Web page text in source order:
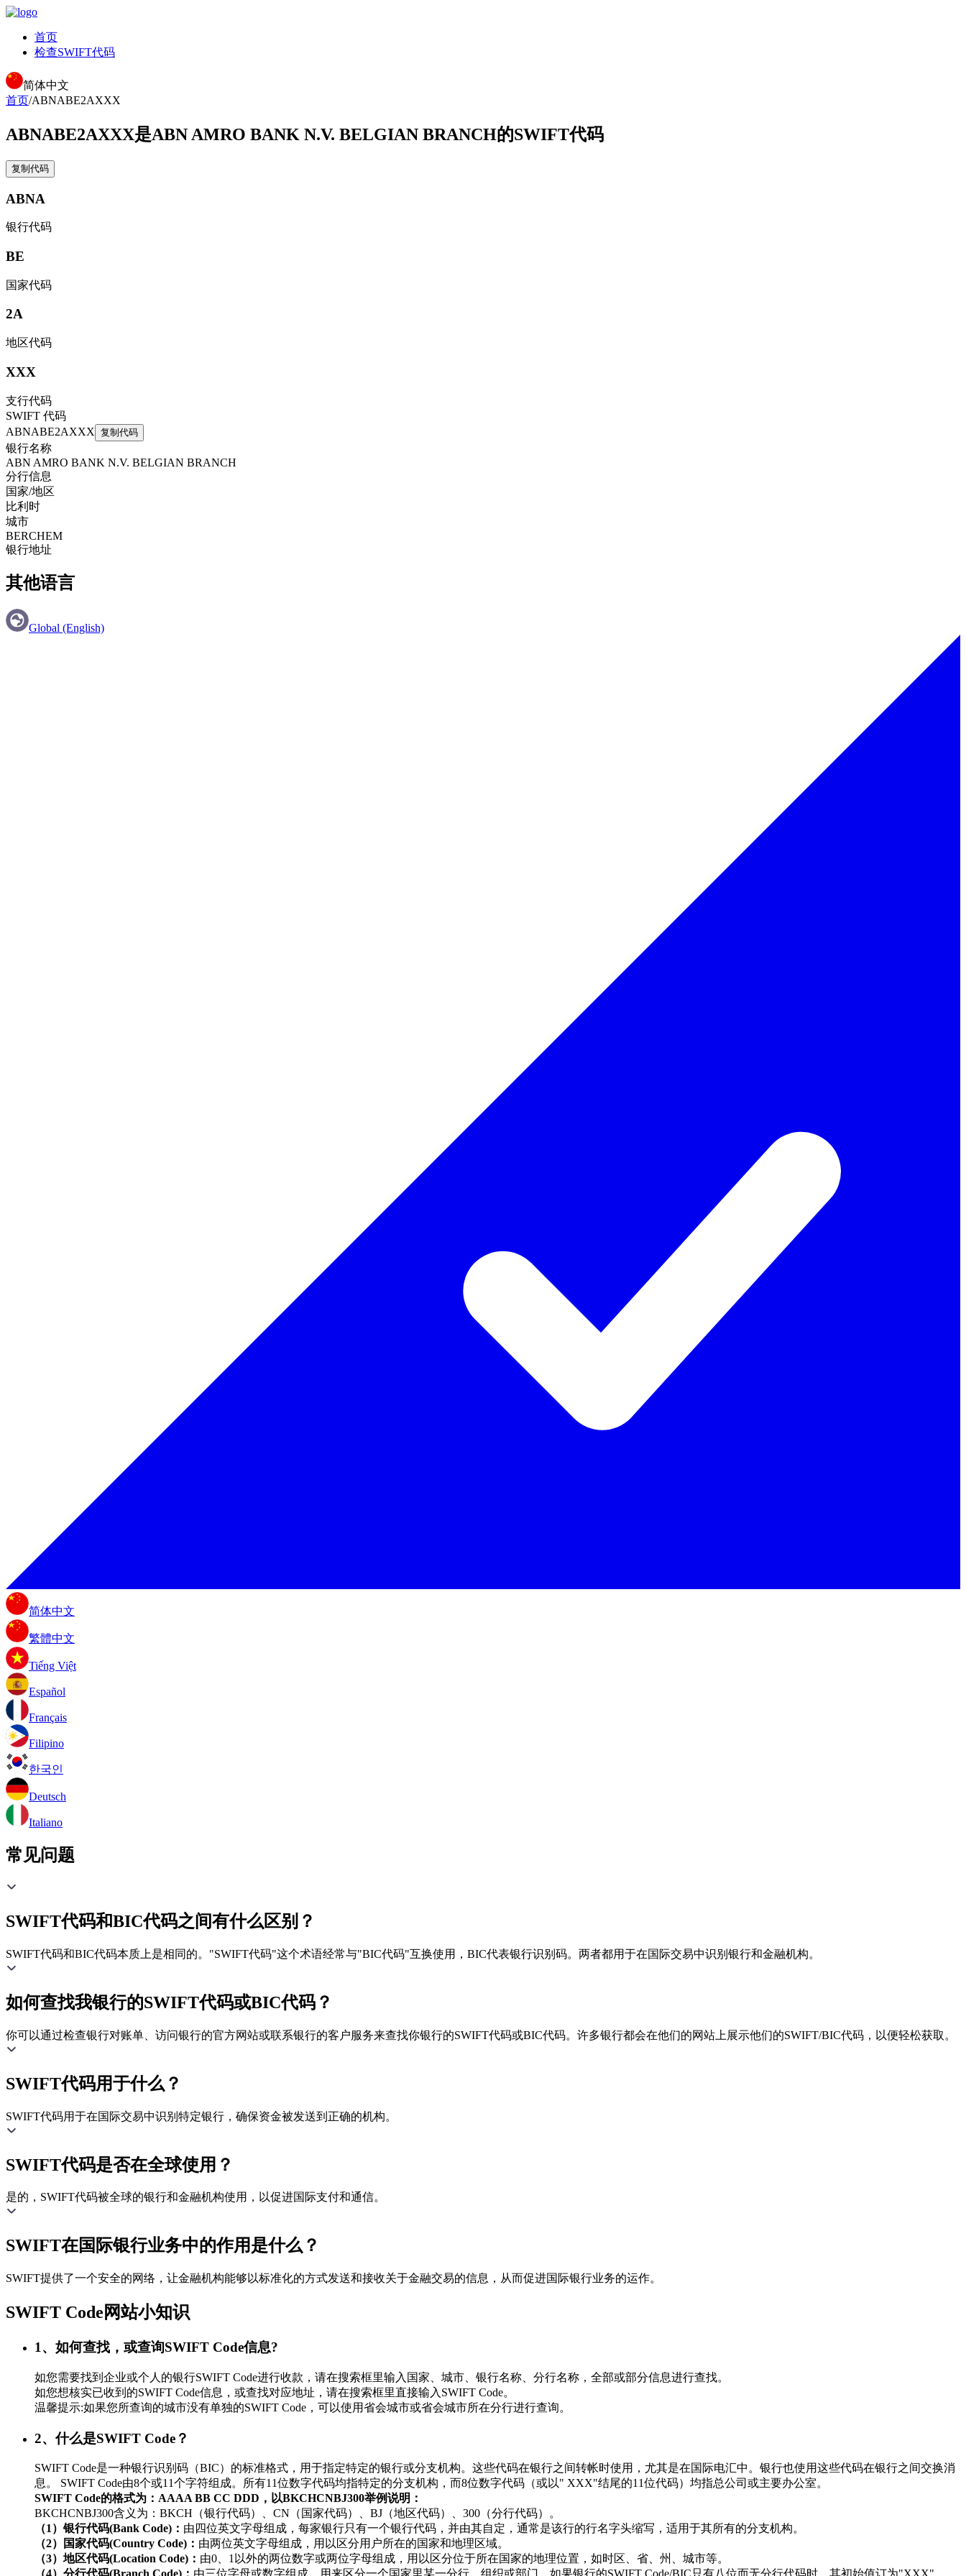
首页
检查SWIFT代码
简体中文
首页/ABNABE2AXXX
ABNABE2AXXX是ABN AMRO BANK N.V. BELGIAN BRANCH的SWIFT代码
复制代码
ABNA
银行代码
BE
国家代码
2A
地区代码
XXX
支行代码
SWIFT 代码
ABNABE2AXXX 复制代码
银行名称
ABN AMRO BANK N.V. BELGIAN BRANCH
分行信息
国家/地区
比利时
城市
BERCHEM
银行地址
其他语言
Global (English)
简体中文
繁體中文
Tiếng Việt
Español
Français
Filipino
한국인
Deutsch
Italiano
常见问题
SWIFT代码和BIC代码之间有什么区别？
SWIFT代码和BIC代码本质上是相同的。"SWIFT代码"这个术语经常与"BIC代码"互换使用，BIC代表银行识别码。两者都用于在国际交易中识别银行和金融机构。
如何查找我银行的SWIFT代码或BIC代码？
你可以通过检查银行对账单、访问银行的官方网站或联系银行的客户服务来查找你银行的SWIFT代码或BIC代码。许多银行都会在他们的网站上展示他们的SWIFT/BIC代码，以便轻松获取。
SWIFT代码用于什么？
SWIFT代码用于在国际交易中识别特定银行，确保资金被发送到正确的机构。
SWIFT代码是否在全球使用？
是的，SWIFT代码被全球的银行和金融机构使用，以促进国际支付和通信。
SWIFT在国际银行业务中的作用是什么？
SWIFT提供了一个安全的网络，让金融机构能够以标准化的方式发送和接收关于金融交易的信息，从而促进国际银行业务的运作。
SWIFT Code网站小知识
1、如何查找，或查询SWIFT Code信息?
如您需要找到企业或个人的银行SWIFT Code进行收款，请在搜索框里输入国家、城市、银行名称、分行名称，全部或部分信息进行查找。
如您想核实已收到的SWIFT Code信息，或查找对应地址，请在搜索框里直接输入SWIFT Code。
温馨提示:如果您所查询的城市没有单独的SWIFT Code，可以使用省会城市或省会城市所在分行进行查询。
2、什么是SWIFT Code？
SWIFT Code是一种银行识别码（BIC）的标准格式，用于指定特定的银行或分支机构。这些代码在银行之间转帐时使用，尤其是在国际电汇中。银行也使用这些代码在银行之间交换消
息。 SWIFT Code由8个或11个字符组成。所有11位数字代码均指特定的分支机构，而8位数字代码（或以" XXX"结尾的11位代码）均指总公司或主要办公室。
SWIFT Code的格式为：AAAA BB CC DDD，以BKCHCNBJ300举例说明：
BKCHCNBJ300含义为：BKCH（银行代码）、CN（国家代码）、BJ（地区代码）、300（分行代码）。
（1）银行代码(Bank Code)： 由四位英文字母组成，每家银行只有一个银行代码，并由其自定，通常是该行的行名字头缩写，适用于其所有的分支机构。
（2）国家代码(Country Code)： 由两位英文字母组成，用以区分用户所在的国家和地理区域。
（3）地区代码(Location Code)： 由0、1以外的两位数字或两位字母组成，用以区分位于所在国家的地理位置，如时区、省、州、城市等。